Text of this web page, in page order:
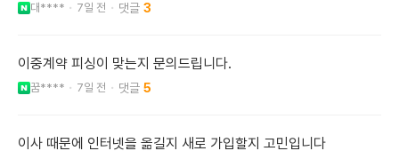
대**** 7일 전 3
이중계약 피싱이 맞는지 문의드립니다.
꿈**** 7일 전 5
이사 때문에 인터넷을 옮길지 새로 가입할지 고민입니다